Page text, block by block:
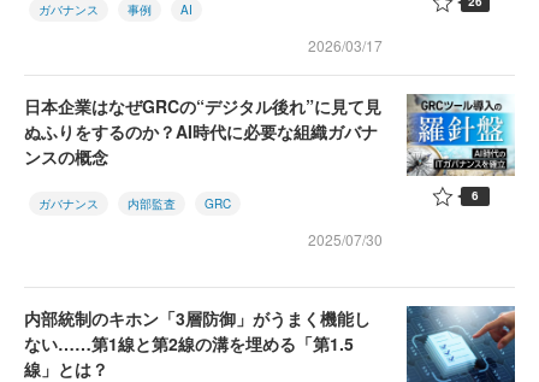
ガバナンス 事例 AI
2026/03/17
日本企業はなぜGRCの“デジタル後れ”に見て見
ぬふりをするのか？AI時代に必要な組織ガバナ
ンスの概念
ガバナンス 内部監査 GRC
2025/07/30
6
内部統制のキホン「3層防御」がうまく機能し
ない……第1線と第2線の溝を埋める「第1.5
線」とは？